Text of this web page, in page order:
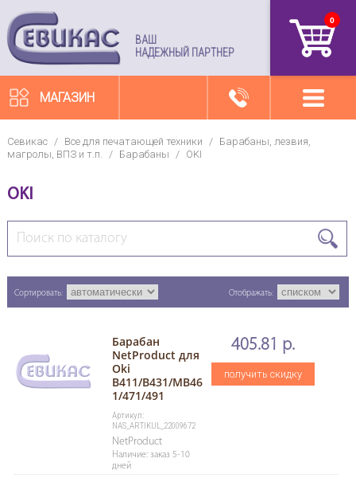
ВАШ
НАДЕЖНЫЙ ПАРТНЕР
0
МАГАЗИН
Севикас / Все для печатающей техники /
Барабаны, лезвия,
магролы, ВПЗ и т.п. / Барабаны / OKI
OKI
Сортировать: Отображать:
Барабан
NetProduct для
Oki
B411/B431/MB46
1/471/491
Артикул:
NAS_ARTIKUL_22009672
NetProduct
Наличие: заказ 5-10
дней
405.81 р.
получить скидку